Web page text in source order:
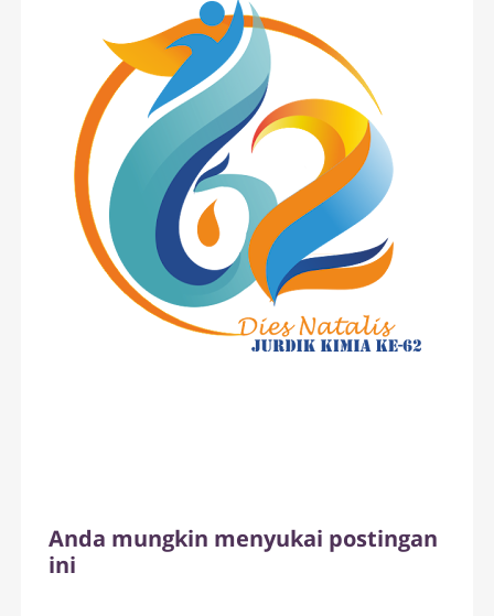
Anda mungkin menyukai postingan
ini